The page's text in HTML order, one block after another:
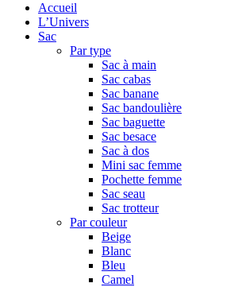
Accueil
L’Univers
Sac
Par type
Sac à main
Sac cabas
Sac banane
Sac bandoulière
Sac baguette
Sac besace
Sac à dos
Mini sac femme
Pochette femme
Sac seau
Sac trotteur
Par couleur
Beige
Blanc
Bleu
Camel